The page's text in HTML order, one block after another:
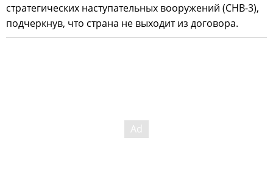
стратегических наступательных вооружений (СНВ-3),
подчеркнув, что страна не выходит из договора.